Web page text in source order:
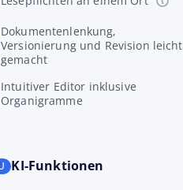
Dokumentenlenkung,
Versionierung und Revision leicht
gemacht
Intuitiver Editor inklusive
Organigramme
KI-Funktionen